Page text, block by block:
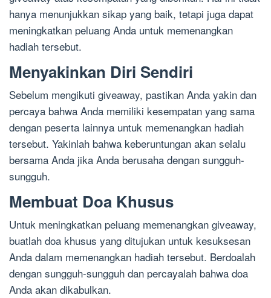
hanya menunjukkan sikap yang baik, tetapi juga dapat
meningkatkan peluang Anda untuk memenangkan
hadiah tersebut.
Menyakinkan Diri Sendiri
Sebelum mengikuti giveaway, pastikan Anda yakin dan
percaya bahwa Anda memiliki kesempatan yang sama
dengan peserta lainnya untuk memenangkan hadiah
tersebut. Yakinlah bahwa keberuntungan akan selalu
bersama Anda jika Anda berusaha dengan sungguh-
sungguh.
Membuat Doa Khusus
Untuk meningkatkan peluang memenangkan giveaway,
buatlah doa khusus yang ditujukan untuk kesuksesan
Anda dalam memenangkan hadiah tersebut. Berdoalah
dengan sungguh-sungguh dan percayalah bahwa doa
Anda akan dikabulkan.